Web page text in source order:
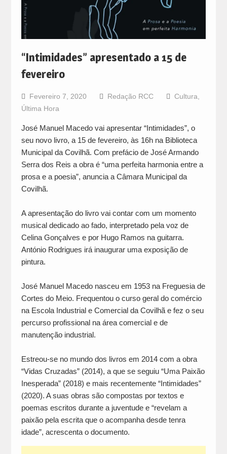
“Intimidades” apresentado a 15 de
fevereiro
Fevereiro 7, 2020 Redação RCC Cultura
Última Hora
José Manuel Macedo vai apresentar “Intimidades”, o
seu novo livro, a 15 de fevereiro, às 16h na Biblioteca
Municipal da Covilhã. Com prefácio de José Armando
Serra dos Reis a obra é “uma perfeita harmonia entre a
prosa e a poesia”, anuncia a Câmara Municipal da
Covilhã.
A apresentação do livro vai contar com um momento
musical dedicado ao fado, interpretado pela voz de
Celina Gonçalves e por Hugo Ramos na guitarra.
António Rodrigues irá inaugurar uma exposição de
pintura.
José Manuel Macedo nasceu em 1953 na Freguesia de
Cortes do Meio. Frequentou o curso geral do comércio
na Escola Industrial e Comercial da Covilhã e fez o seu
percurso profissional na área comercial e de
manutenção industrial.
Estreou-se no mundo dos livros em 2014 com a obra
“Vidas Cruzadas” (2014), a que se seguiu “Uma Paixão
Inesperada” (2018) e mais recentemente “Intimidades”
(2020). A suas obras são compostas por textos e
poemas escritos durante a juventude e “revelam a
paixão pela escrita que o acompanha desde tenra
idade”, acrescenta o documento.